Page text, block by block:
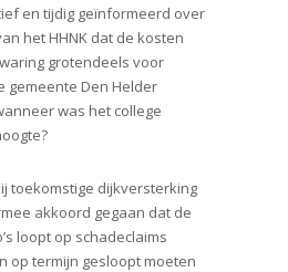
en tijdig geïnformeerd over
het HHNK dat de kosten
grotendeels voor
gemeente Den Helder
was het college
toekomstige dijkversterking
akkoord gegaan dat de
loopt op schadeclaims
op termijn gesloopt moeten